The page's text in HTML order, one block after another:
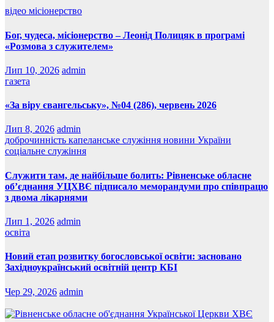
відео місіонерство
Бог, чудеса, місіонерство – Леонід Полицяк в програмі
«Розмова з служителем»
Лип 10, 2026 admin
газета
«За віру євангельську», №04 (286), червень 2026
Лип 8, 2026 admin
доброчинність капеланське служіння новини України
соціальне служіння
Служити там, де найбільше болить: Рівненське обласне
об’єднання УЦХВЄ підписало меморандуми про співпрацю
з двома лікарнями
Лип 1, 2026 admin
освіта
Новий етап розвитку богословської освіти: засновано
Західноукраїнський освітній центр КБІ
Чер 29, 2026 admin